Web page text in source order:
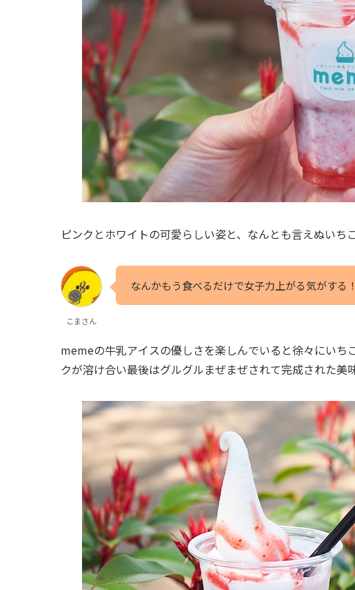
ピンクとホワイトの可愛らしい姿と、なんとも言えぬいち
こまさん
なんかもう食べるだけで女子力上がる気がする！
memeの牛乳アイスの優しさを楽しんでいると徐々にい
クが溶け合い最後はグルグルまぜまぜされて完成された美